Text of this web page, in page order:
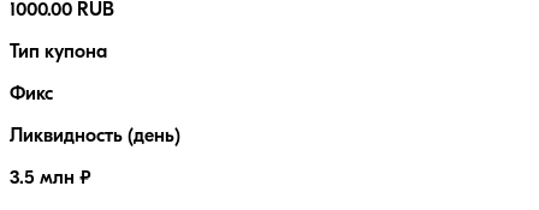
1000.00 RUB
Тип купона
Фикс
Ликвидность (день)
3.5 млн ₽